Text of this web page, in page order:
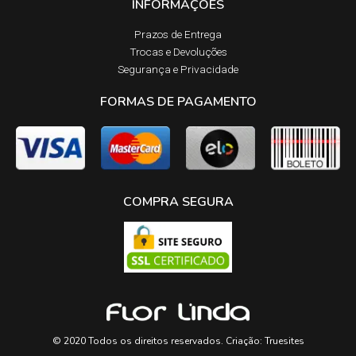
INFORMAÇÕES
Prazos de Entrega​
Trocas e Devoluções​
Segurança e Privacidade
FORMAS DE PAGAMENTO
COMPRA SEGURA
© 2020 Todos os direitos reservados. Criação: Truesites